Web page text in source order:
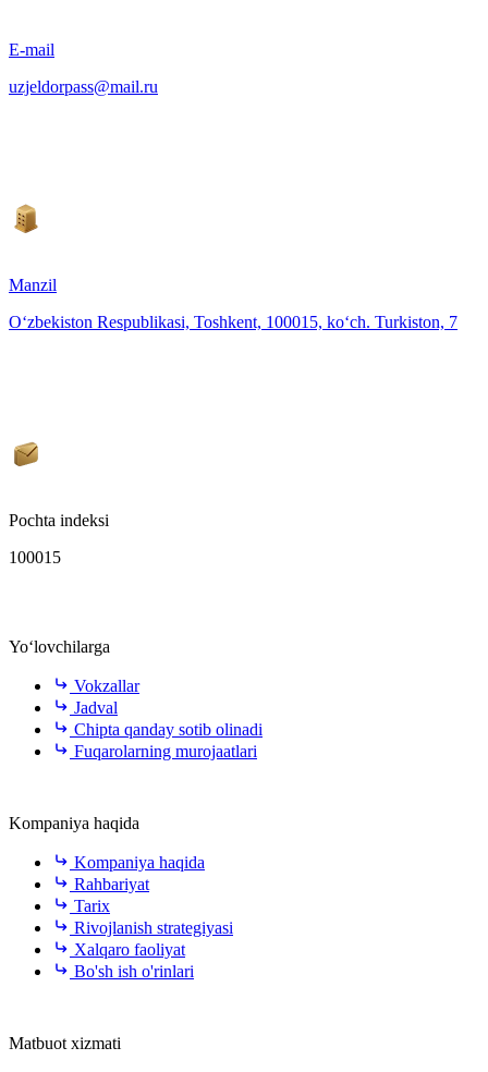
E-mail
uzjeldorpass@mail.ru
Manzil
O‘zbekiston Respublikasi, Toshkent, 100015, ko‘ch. Turkiston, 7
Pochta indeksi
100015
Yo‘lovchilarga
Vokzallar
Jadval
Chipta qanday sotib olinadi
Fuqarolarning murojaatlari
Kompaniya haqida
Kompaniya haqida
Rahbariyat
Tarix
Rivojlanish strategiyasi
Xalqaro faoliyat
Bo'sh ish o'rinlari
Matbuot xizmati